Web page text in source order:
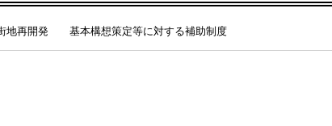
地再開発 基本構想策定等に対する補助制度